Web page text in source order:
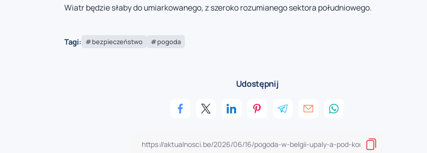
Wiatr będzie słaby do umiarkowanego, z szeroko rozumianego sektora południowego.
Tagi: bezpieczeństwo pogoda
Udostępnij